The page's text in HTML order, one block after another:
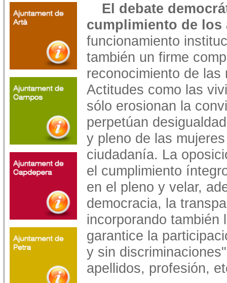
El debate
cumplimiento de los
funcionamiento
también un firme
reconocimiento de
Actitudes como las
sólo erosionan la
perpetúan
y pleno de las
ciudadanía. La
el cumplimiento
en el pleno y velar,
democracia, la
incorporando también
garantice la
y sin
apellidos, profesión,